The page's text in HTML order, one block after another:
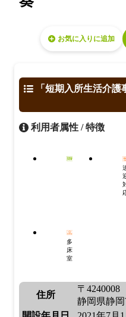
お気に入り
「短期入所生活介
利用者属性 / 特徴
多
床
室
住所
〒4240008
静岡県静